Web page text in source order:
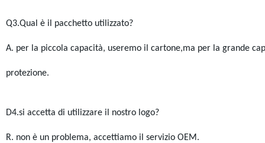
Q3.Qual è il pacchetto utilizzato?
A. per la piccola capacità, useremo il cartone,ma per la grande
protezione.
D4.si accetta di utilizzare il nostro logo?
R. non è un problema, accettiamo il servizio OEM.